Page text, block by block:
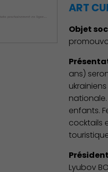
ART
Objet
ans)
enfants.
cocktails
Lyubov